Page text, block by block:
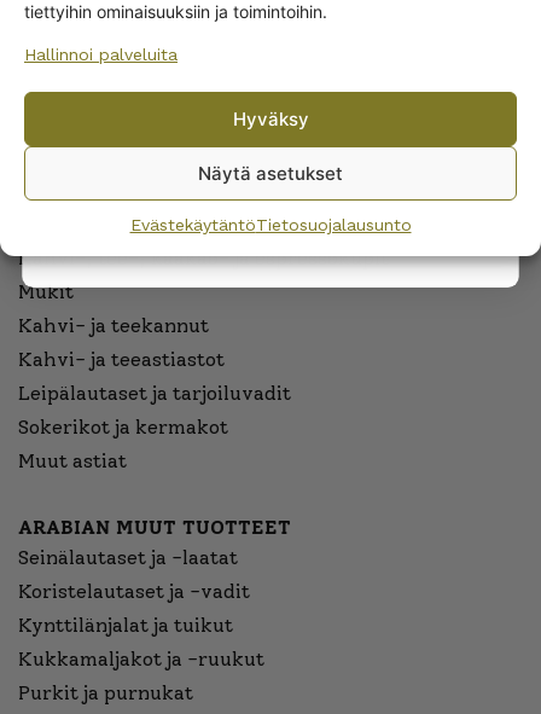
tiettyihin ominaisuuksiin ja toimintoihin.
Hallinnoi palveluita
Hyväksy
Näytä asetukset
EvästekäytäntöTietosuojalausunto
Muut ruoka-astioiden osat
Ruoka-astiastot
Munakupit
ARABIAN KAHVIASTIASTOT
Kahvi-, tee-, kaakao- ja espressokupit
Mukit
Kahvi- ja teekannut
Kahvi- ja teeastiastot
Leipälautaset ja tarjoiluvadit
Sokerikot ja kermakot
Muut astiat
ARABIAN MUUT TUOTTEET
Seinälautaset ja -laatat
Koristelautaset ja -vadit
Kynttilänjalat ja tuikut
Kukkamaljakot ja -ruukut
Purkit ja purnukat
By subscribing to the newsletter, you consent to receiving messages from
privacy policy.